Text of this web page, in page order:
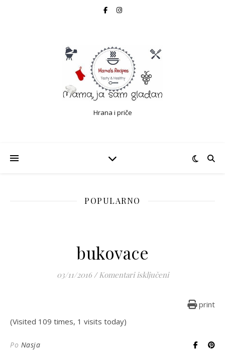
Hrana i priče
POPULARNO
bukovace
03/11/2016 / Komentari isključeniza bukovace
print
(Visited 109 times, 1 visits today)
Po Nasja